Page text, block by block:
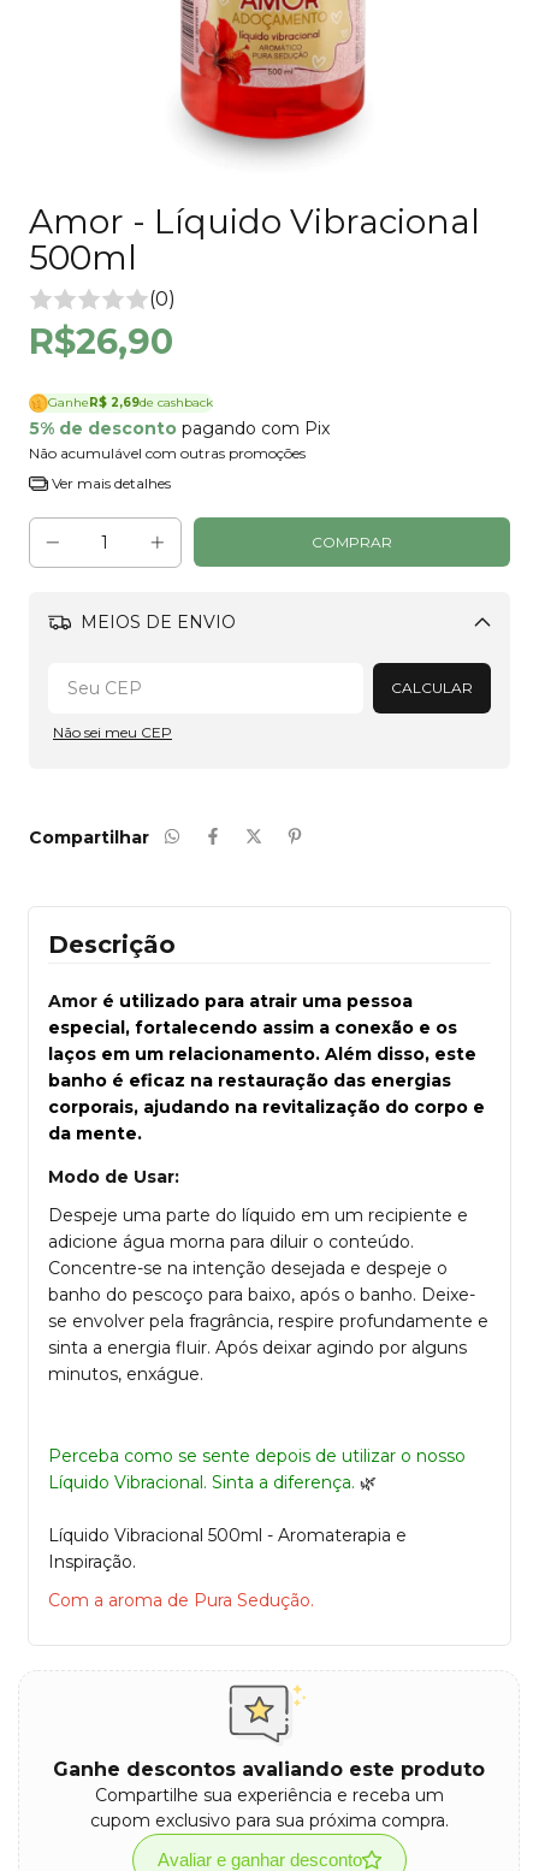
Amor - Líquido Vibracional
500ml
(0)
R$26,90
GanheR$ 2,69de cashback
5% de desconto pagando com Pix
Não acumulável com outras promoções
Ver mais detalhes
MEIOS DE ENVIO
Alterar CEP
CALCULAR
Não sei meu CEP
Compartilhar
Descrição
Amor é utilizado para atrair uma pessoa
especial, fortalecendo assim a conexão e os
laços em um relacionamento. Além disso, este
banho é eficaz na restauração das energias
corporais, ajudando na revitalização do corpo e
da mente.
Modo de Usar:
Despeje uma parte do líquido em um recipiente e
adicione água morna para diluir o conteúdo.
Concentre-se na intenção desejada e despeje o
banho do pescoço para baixo, após o banho. Deixe-
se envolver pela fragrância, respire profundamente e
sinta a energia fluir. Após deixar agindo por alguns
minutos, enxágue.
Perceba como se sente depois de utilizar o nosso
Líquido Vibracional. Sinta a diferença. 🌿
Líquido Vibracional 500ml - Aromaterapia e
Inspiração.
Com a aroma de Pura Sedução.
Ganhe descontos avaliando este produto
Compartilhe sua experiência e receba um
cupom exclusivo para sua próxima compra.
Avaliar e ganhar desconto